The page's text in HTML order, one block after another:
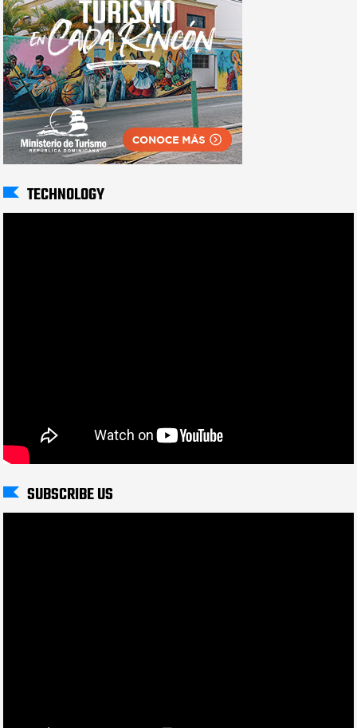
TECHNOLOGY
SUBSCRIBE US